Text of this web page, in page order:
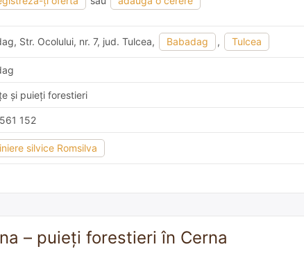
Str. Ocolului, nr. 7, jud. Tulcea, Babadag , Tulcea
și puieți forestieri
152
silvice Romsilva
– puieți forestieri în Cerna